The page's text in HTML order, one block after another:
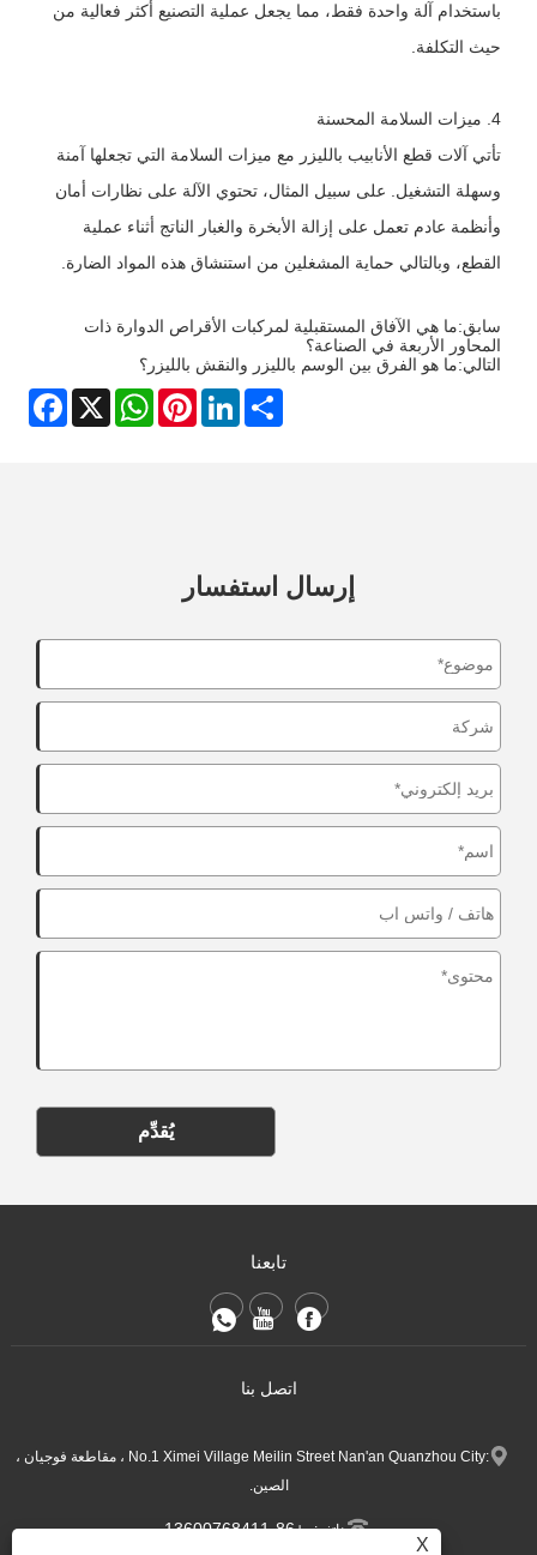
باستخدام آلة واحدة فقط، مما يجعل عملية التصنيع أكثر فعالية من
حيث التكلفة.
4. ميزات السلامة المحسنة
تأتي آلات قطع الأنابيب بالليزر مع ميزات السلامة التي تجعلها آمنة
وسهلة التشغيل. على سبيل المثال، تحتوي الآلة على نظارات أمان
وأنظمة عادم تعمل على إزالة الأبخرة والغبار الناتج أثناء عملية
القطع، وبالتالي حماية المشغلين من استنشاق هذه المواد الضارة.
سابق:ما هي الآفاق المستقبلية لمركبات الأقراص الدوارة ذات
المحاور الأربعة في الصناعة؟
التالي:ما هو الفرق بين الوسم بالليزر والنقش بالليزر؟
X
WhatsAppPinterestLinkedInShare
إرسال استفسار
يُقدِّم
تابعنا
اتصل بنا
:No.1 Ximei Village Meilin Street Nan'an Quanzhou City ، مقاطعة فوجيان ،
الصين.
هاتف: +86-13600768411
X